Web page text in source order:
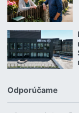
Odporúčame